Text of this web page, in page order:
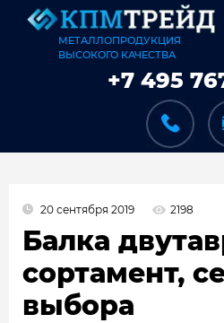
МЕТАЛЛОПРОДУКЦИЯ
ВЫСОКОГО КАЧЕСТВА
+7 495
20 сентября 2019 2198
Балка
сортамент,
выбора